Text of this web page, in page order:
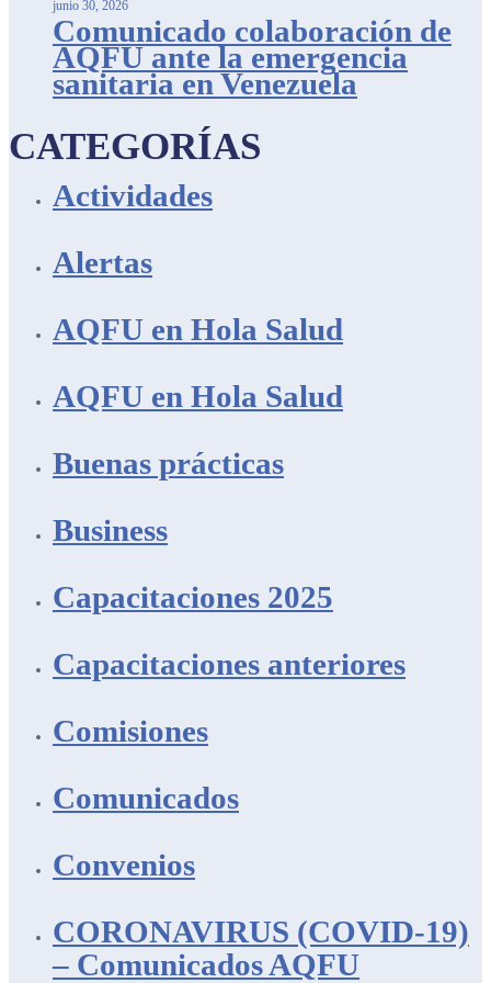
Comunicado colaboración de
AQFU ante la emergencia
sanitaria en Venezuela
junio 30, 2026
CATEGORÍAS
Actividades
Alertas
AQFU en Hola Salud
AQFU en Hola Salud
Buenas prácticas
Business
Capacitaciones 2025
Capacitaciones anteriores
Comisiones
Comunicados
Convenios
CORONAVIRUS (COVID-19)
– Comunicados AQFU